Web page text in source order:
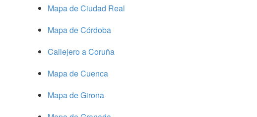
Mapa de Ciudad Real
Mapa de Córdoba
Callejero a Coruña
Mapa de Cuenca
Mapa de Girona